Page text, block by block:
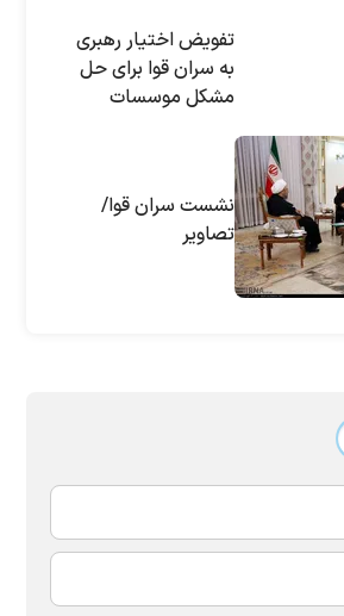
تفویض اختیار رهبری
به سران قوا برای حل
مشکل موسسات
نشست سران قوا/
تصاویر